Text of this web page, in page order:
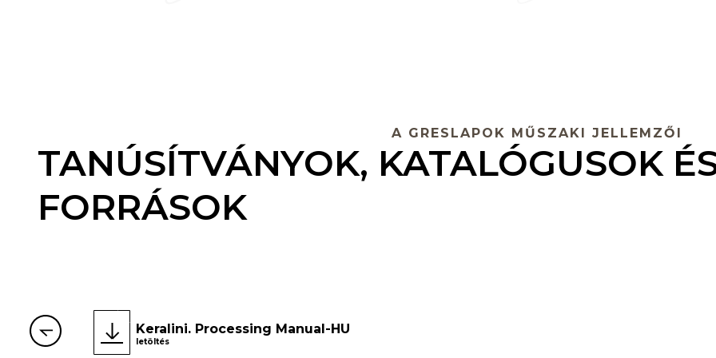
A GRESLAPOK MŰSZAKI JELLEMZŐI
TANÚSÍTVÁNYOK, KATALÓGUSOK
FORRÁSOK
Keralini. Processing Manual-HU
letöltés